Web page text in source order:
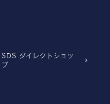
SDS ダイレクトショッ
プ